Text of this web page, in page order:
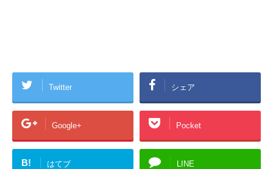
Twitter シェア
Google+ Pocket
B! はてブ LINE